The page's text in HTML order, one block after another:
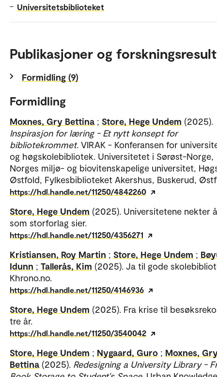
– Universitetsbiblioteket
Publikasjoner og
Formidling (9)
Formidling
Moxnes, Gry Bettina ; Store, Hege Undem (2025).
Inspirasjon for læring - Et nytt konsept for
bibliotekrommet. VIRAK - Konferansen for
og høgskolebibliotek. Universitetet i Sørøst-Norge,
Norges miljø- og biovitenskapelige universitet,
Østfold, Fylkesbiblioteket Akershus, Buskerud,
https://hdl.handle.net/11250/4842260
Store, Hege Undem (2025). Universitetene nekter
som storforlag sier.
https://hdl.handle.net/11250/4356271
Kristiansen, Roy Martin ; Store, Hege Undem ;
Idunn ; Tallerås, Kim (2025). Ja til gode
Khrono.no.
https://hdl.handle.net/11250/4146936
Store, Hege Undem (2025). Fra krise til
tre år.
https://hdl.handle.net/11250/3540042
Store, Hege Undem ; Nygaard, Guro ; Moxnes,
Bettina (2025). Redesigning a University Library -